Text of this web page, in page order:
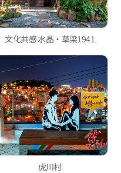
文化共感 水晶・草梁1941
虎川村